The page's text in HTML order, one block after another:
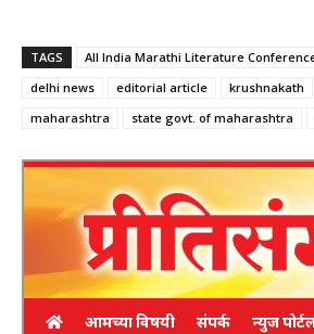
TAGS All India Marathi Literature
delhi news
editorial article krushnakath
maharashtra
state govt. of maharashtra